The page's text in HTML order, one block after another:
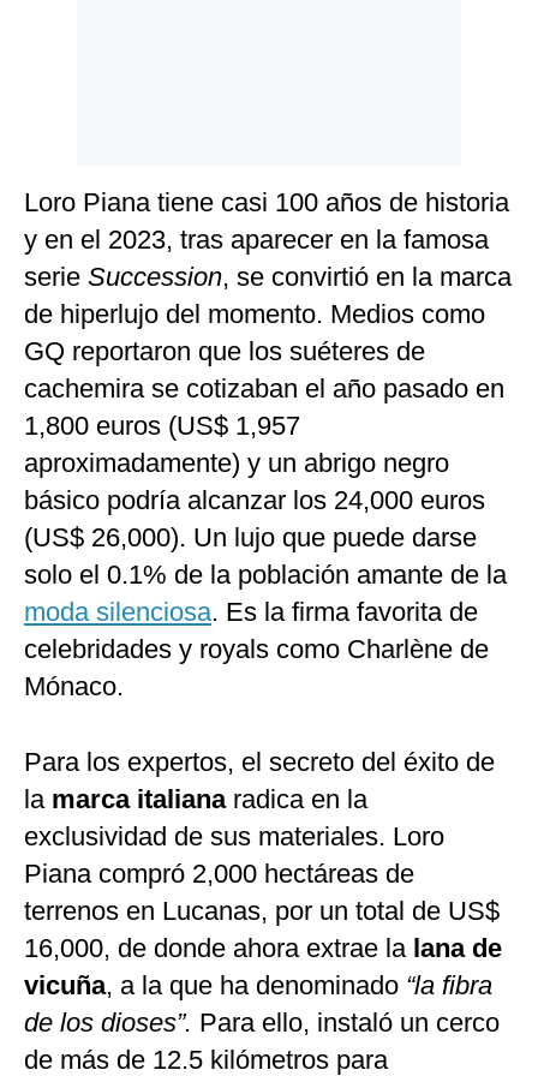
Loro Piana tiene casi 100 años de historia
y en el 2023, tras aparecer en la famosa
serie Succession, se convirtió en la marca
de hiperlujo del momento. Medios como
GQ reportaron que los suéteres de
cachemira se cotizaban el año pasado en
1,800 euros (US$ 1,957
aproximadamente) y un abrigo negro
básico podría alcanzar los 24,000 euros
(US$ 26,000). Un lujo que puede darse
solo el 0.1% de la población amante de la
moda silenciosa. Es la firma favorita de
celebridades y royals como Charlène de
Mónaco.
Para los expertos, el secreto del éxito de
la marca italianaradica en la
exclusividad de sus materiales. Loro
Piana compró 2,000 hectáreas de
terrenos en Lucanas, por un total de US$
16,000, de donde ahora extrae lalana de
vicuña, a la que ha denominado “la fibra
de los dioses”. Para ello, instaló un cerco
de más de 12.5 kilómetros para